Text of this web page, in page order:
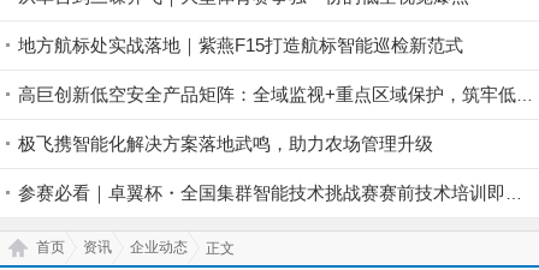
地方航标处实战落地｜紫燕F15打造航标智能巡检新范式
极飞携智能化解决方案落地武鸣，助力农场管理升级
首页 资讯 企业动态 正文